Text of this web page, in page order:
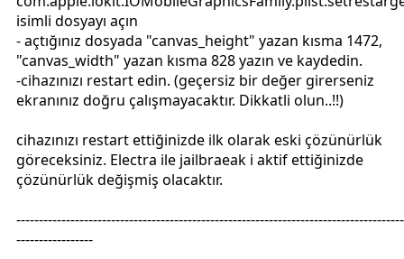
isimli dosyayı açın
- açtığınız dosyada "canvas_height" yazan kısma 1472,
"canvas_width" yazan kısma 828 yazın ve kaydedin.
-cihazınızı restart edin. (geçersiz bir değer girerseniz
ekranınız doğru çalışmayacaktır. Dikkatli olun..!!)
cihazınızı restart ettiğinizde ilk olarak eski çözünürlük
göreceksiniz. Electra ile jailbraeak i aktif ettiğinizde
çözünürlük değişmiş olacaktır.
--------------------------------------------------------------------------------------
-----------------